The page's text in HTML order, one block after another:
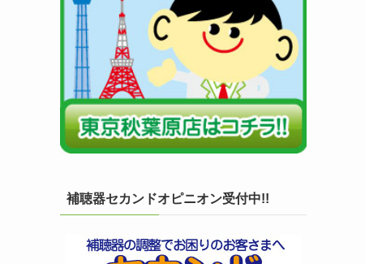
補聴器セカンドオピニオン受付中!!